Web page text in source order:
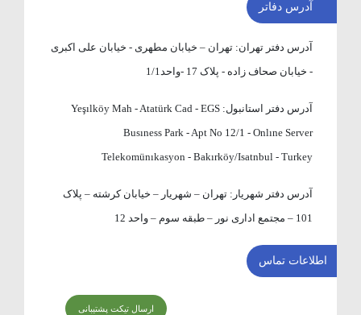
آدرس دفاتر
آدرس دفتر تهران: تهران – خیابان مطهری - خیابان علی اکبری
- خیابان صحاف زاده - پلاک 17 -واحد1/1
آدرس دفتر استانبول: Yeşılköy Mah - Atatürk Cad - EGS
Busıness Park - Apt No 12/1 - Onlıne Server
Telekomünıkasyon - Bakırköy/Isatnbul - Turkey
آدرس دفتر شهریار:تهران – شهریار – خیابان کرشته – پلاک
101 – مجتمع اداری نور – طبقه سوم – واحد 12
اطلاعات تماس
ارسال تیکت پشتیبانی